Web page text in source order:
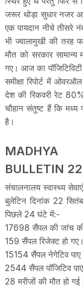
जरूर थोड़ा सुधार नजर आ
एक पायदान नीचे तीसरे
भी ज्वालामुखी की तरह
मौत को सरकार
गए। आज का
समीक्षा रिपोर्ट में
देश की रिकवरी रेट
चौहान संतुष्ट हैं कि
है।
MADHYA
BULLETIN
संचालनालय स्वास्थ्य
बुलेटिन दिनांक 22
पिछले 24 घंटे में:-
17698 सैंपल की जांच
159 सैंपल रिजेक्ट हो गए।
15154 सैंपल नेगेटिव पाए
2544 सैंपल पॉजिटिव
28 मरीजों की मौत हो